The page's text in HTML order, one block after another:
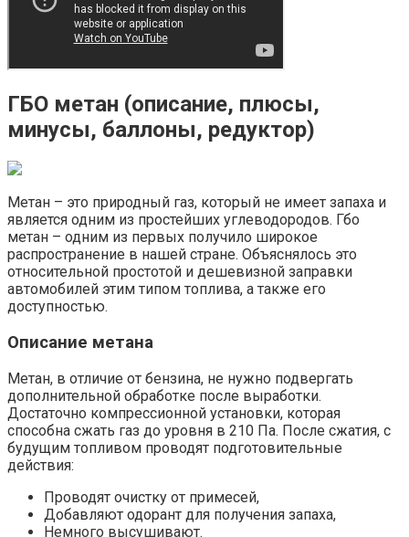
ГБО метан (описание, плюсы,
минусы, баллоны, редуктор)
Метан – это природный газ, который не имеет запаха и
является одним из простейших углеводородов. Гбо
метан – одним из первых получило широкое
распространение в нашей стране. Объяснялось это
относительной простотой и дешевизной заправки
автомобилей этим типом топлива, а также его
доступностью.
Описание метана
Метан, в отличие от бензина, не нужно подвергать
дополнительной обработке после выработки.
Достаточно компрессионной установки, которая
способна сжать газ до уровня в 210 Па. После сжатия, с
будущим топливом проводят подготовительные
действия:
Проводят очистку от примесей,
Добавляют одорант для получения запаха,
Немного высушивают.